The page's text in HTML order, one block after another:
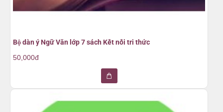
Bộ dàn ý Ngữ Văn lớp 7 sách Kết nối tri thức
50,000đ